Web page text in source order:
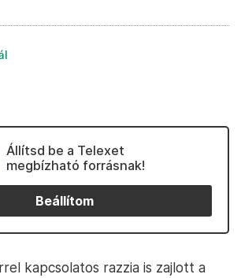
Állítsd be a Telexet
megbízható forrásnak!
Beállítom
kapcsolatos razzia is zajlott a